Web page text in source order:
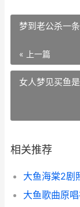
梦到老公杀一
« 上一篇
女人梦见买鱼
相关推荐
大鱼海棠2剧
大鱼歌曲原